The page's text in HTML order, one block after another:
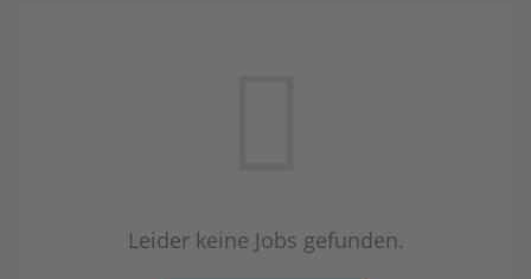
Leider keine Jobs gefunden.